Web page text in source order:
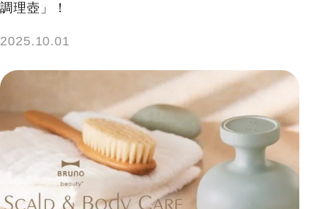
調理壺」！
2025.10.01